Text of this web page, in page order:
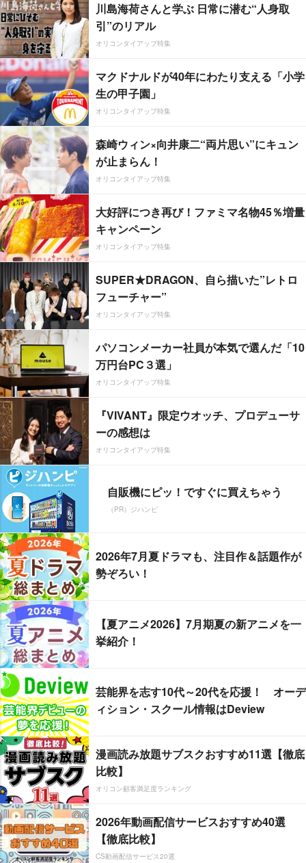
川島海荷さんと学ぶ 日常に潜む“人身取
引”のリアル
オリコンタイアップ特集
マクドナルドが40年にわたり支える「小学
生の甲子園」
オリコンタイアップ特集
森崎ウィン×向井康二“両片思い”にキュン
が止まらん！
オリコンタイアップ特集
大好評につき再び！ファミマ名物45％増量
キャンペーン
オリコンタイアップ特集
SUPER★DRAGON、自ら描いた”レトロ
フューチャー”
オリコンタイアップ特集
パソコンメーカー社員が本気で選んだ「10
万円台PC３選」
オリコンタイアップ特集
『VIVANT』限定ウオッチ、プロデューサ
ーの感想は
オリコンタイアップ特集
自販機にピッ！ですぐに買えちゃう
（PR）ジハンピ
2026年7月夏ドラマも、注目作＆話題作が
勢ぞろい！
【夏アニメ2026】7月期夏の新アニメを一
挙紹介！
芸能界を志す10代～20代を応援！ オーデ
ィション・スクール情報はDeview
漫画読み放題サブスクおすすめ11選【徹底
比較】
オリコン顧客満足度ランキング
2026年動画配信サービスおすすめ40選
【徹底比較】
CS動画配信サービス20選